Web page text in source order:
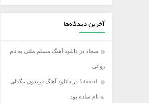
مجید خراطها
محسن ابراهیم زاده
محسن یگانه
محمد رضا گلزار
محمد علیزاده
مرتضی اشرفی
آخرین دیدگاه‌ها
سجاد در دانلود آهنگ مسلم ملتی به نام
روانی
fatmea1 در دانلود آهنگ فریدون بیگدلی
به نام ساده بود